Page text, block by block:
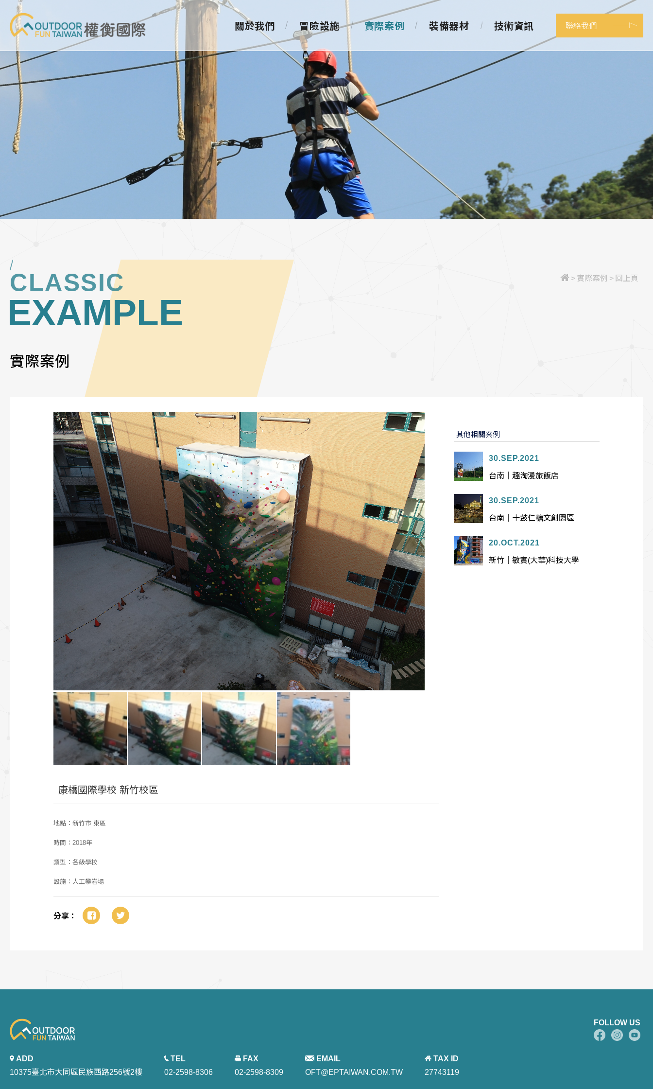
關於我們 冒險設施 實際案例 裝備器材 技術資訊 聯絡我們
CLASSIC
EXAMPLE
實際案例
> 實際案例 > 回上頁
康橋國際學校 新竹校區
地點：新竹市 東區
時間：2018年
類型：各級學校
設施：人工攀岩場
分享：
其他相關案例
30.SEP.2021
台南｜趣淘漫旅飯店
30.SEP.2021
台南｜十鼓仁糖文創園區
20.OCT.2021
新竹｜敏實(大華)科技大學
ADD
10375臺北市大同區民族西路256號2樓
TEL
02-2598-8306
FAX
02-2598-8309
EMAIL
OFT@EPTAIWAN.COM.TW
TAX ID
27743119
FOLLOW US